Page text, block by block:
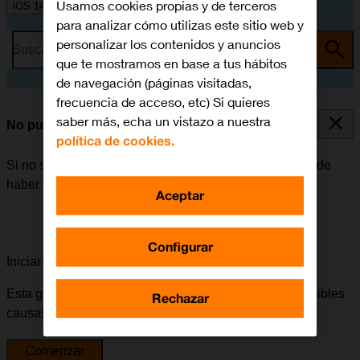
iOS 14.1
Busca por problema o tema
No puedo enviar ni recibir correo electrónico
Si no se puede enviar ni recibir correo electrónico, puede
haber varias causas posibles al problema.
Iniciar la guía para solucionar tu problema
Esta guía te va a conducir a través de una serie de posibles
causas y soluciones al problema.
Comenzar
Usamos cookies propias y de terceros
para analizar cómo utilizas este sitio web y
personalizar los contenidos y anuncios
que te mostramos en base a tus hábitos
de navegación (páginas visitadas,
frecuencia de acceso, etc) Si quieres
saber más, echa un vistazo a nuestra
política de cookies.
Configurar
Rechazar
Aceptar